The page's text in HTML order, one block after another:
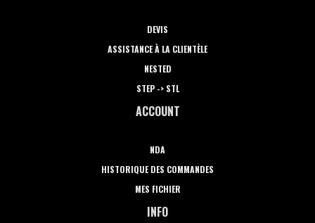
DEVIS
ASSISTANCE À LA CLIENTÈLE
NESTED
STEP -> STL
ACCOUNT
NDA
HISTORIQUE DES COMMANDES
MES FICHIER
INFO